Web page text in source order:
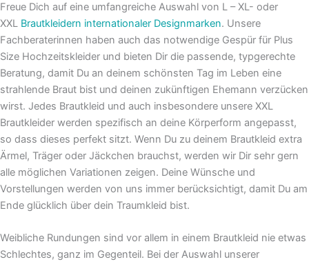
Freue Dich auf eine umfangreiche Auswahl von L – XL- oder
XXL Brautkleidern internationaler Designmarken. Unsere
Fachberaterinnen haben auch das notwendige Gespür für Plus
Size Hochzeitskleider und bieten Dir die passende, typgerechte
Beratung, damit Du an deinem schönsten Tag im Leben eine
strahlende Braut bist und deinen zukünftigen Ehemann verzücken
wirst. Jedes Brautkleid und auch insbesondere unsere XXL
Brautkleider werden spezifisch an deine Körperform angepasst,
so dass dieses perfekt sitzt. Wenn Du zu deinem Brautkleid extra
Ärmel, Träger oder Jäckchen brauchst, werden wir Dir sehr gern
alle möglichen Variationen zeigen. Deine Wünsche und
Vorstellungen werden von uns immer berücksichtigt, damit Du am
Ende glücklich über dein Traumkleid bist.
Weibliche Rundungen sind vor allem in einem Brautkleid nie etwas
Schlechtes, ganz im Gegenteil. Bei der Auswahl unserer